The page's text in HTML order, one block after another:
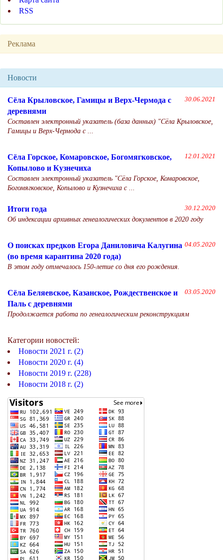
RSS
Реклама
Новости
30.06.2021
Сёла Крыловское, Гамицы и Верх-Чермода с
деревнями
Составлен электронный указатель (база данных) "Сёла Крыловское,
Гамицы и Верх-Чермода с ...
12.01.2021
Сёла Горское, Комаровское, Богомягковское,
Копылово и Кузнечиха
Составлен электронный указатель "Сёла Горское, Комаровское,
Богомягковское, Копылово и Кузнечиха с ...
30.12.2020
Итоги года
Об индексации архивных генеалогических документов в 2020 году
04.05.2020
О поисках предков Егора Даниловича Калугина
(во время карантина 2020 года)
В этом году отмечалось 150-летие со дня его рождения.
03.05.2020
Сёла Беляевское, Казанское, Рождественское и
Паль с деревнями
Продолжается работа по генеалогическим реконструкциям
Категории новостей:
Новости 2021 г. (2)
Новости 2020 г. (4)
Новости 2019 г. (228)
Новости 2018 г. (2)